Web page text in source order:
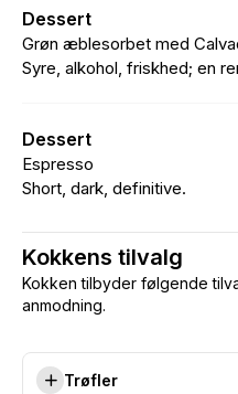
Dessert
Grøn æblesorbet med
Syre, alkohol, friskhed; en
Dessert
Espresso
Short, dark, definitive.
Kokkens tilvalg
Kokken tilbyder følgende
anmodning.
Trøfler